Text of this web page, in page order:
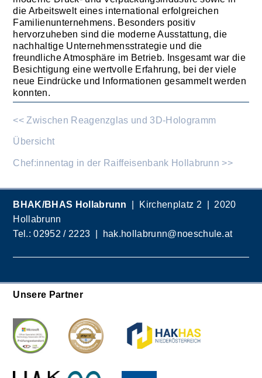
die Arbeitswelt eines international erfolgreichen
Familienunternehmens. Besonders positiv
hervorzuheben sind die moderne Ausstattung, die
nachhaltige Unternehmensstrategie und die
freundliche Atmosphäre im Betrieb. Insgesamt war die
Besichtigung eine wertvolle Erfahrung, bei der viele
neue Eindrücke und Informationen gesammelt werden
konnten.
<< Zwischen Reagenzglas und 3D-Hologramm
Übersicht
Chef:innentag in der Raiffeisenbank Hollabrunn >>
BHAK/BHAS Hollabrunn
| Kirchenplatz 2 | 2020
Hollabrunn
Tel.:02952 / 2223 hak.hollabrunn@noeschule.at
Unsere Partner